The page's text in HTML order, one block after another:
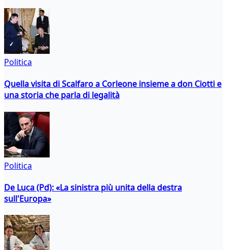
Politica
Quella visita di Scalfaro a Corleone insieme a don Ciotti e
una storia che parla di legalità
Politica
De Luca (Pd): «La sinistra più unita della destra
sull'Europa»